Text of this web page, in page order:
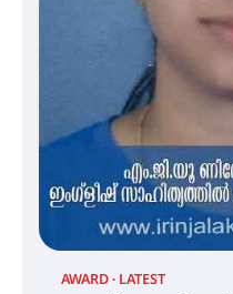
AWARD LATEST
2026
ബാലൻ
സാധ്യത
മില്ലി